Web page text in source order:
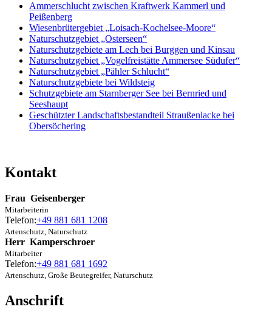
Ammerschlucht zwischen Kraftwerk Kammerl und
Peißenberg
Wiesenbrütergebiet „Loisach-Kochelsee-Moore“
Naturschutzgebiet „Osterseen“
Naturschutzgebiete am Lech bei Burggen und Kinsau
Naturschutzgebiet „Vogelfreistätte Ammersee Südufer“
Naturschutzgebiet „Pähler Schlucht“
Naturschutzgebiete bei Wildsteig
Schutzgebiete am Starnberger See bei Bernried und
Seeshaupt
Geschützter Landschaftsbestandteil Straußenlacke bei
Obersöchering
Kontakt
Frau Geisenberger
Mitarbeiterin
Telefon:+49 881 681 1208
Artenschutz, Naturschutz
Herr Kamperschroer
Mitarbeiter
Telefon:+49 881 681 1692
Artenschutz, Große Beutegreifer, Naturschutz
Anschrift